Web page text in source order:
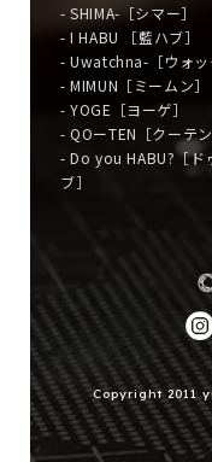
- SHIMA-［シマー］
- I HABU ［藍ハブ］
- Uwatchna-［ウォッ
- MIMUN［ミームン］
- YOGE［ヨーゲ］
- QOーTEN［クーテン
- Do you HABU?［ド
ブ］
Copyright 2011